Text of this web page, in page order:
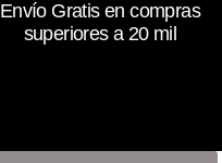
Envío Gratis en compras
superiores a 20 mil